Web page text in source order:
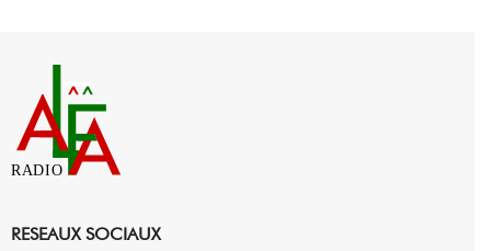
RADIO
RESEAUX SOCIAUX